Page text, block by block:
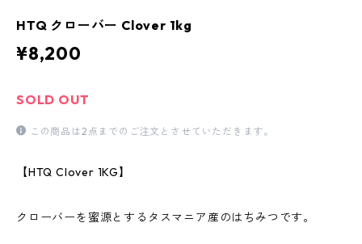
HTQ クローバー Clover 1kg
¥8,200
SOLD OUT
この商品は2点までのご注文とさせていただきます。
【HTQ Clover 1KG】
クローバーを蜜源とするタスマニア産のはちみつです。